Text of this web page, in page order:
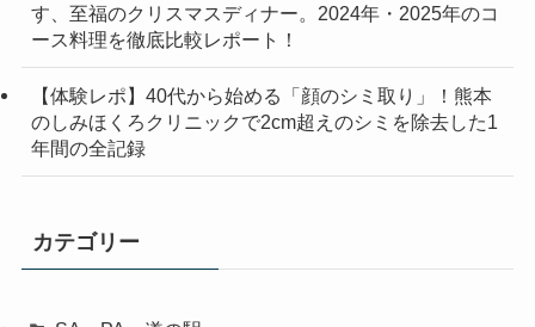
す、至福のクリスマスディナー。2024年・2025年のコ
ース料理を徹底比較レポート！
【体験レポ】40代から始める「顔のシミ取り」！熊本
のしみほくろクリニックで2cm超えのシミを除去した1
年間の全記録
カテゴリー